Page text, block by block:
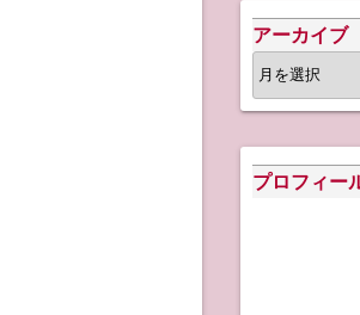
アーカイブ
ア
ー
ブ
プロフィー